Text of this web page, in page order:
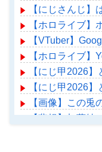
【にじさんじ
【ホロライブ】
【VTuber】
【ホロライブ】
【にじ甲2026
【にじ甲2026
【画像】この兎
【悲報】加藤純